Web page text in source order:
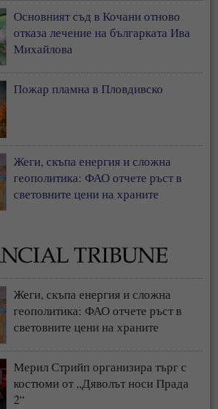
Основният съд в Кочани отново
отказа лечение на българката Ива
Михайлова
Пожар пламна в Пловдивско
Жеги, скъпа енергия и сложна
геополитика: ФАО отчете ръст в
световните цени на храните
Жеги, скъпа енергия и сложна
геополитика: ФАО отчете ръст в
световните цени на храните
Мерил Стрийп организира търг с
костюми от „Дяволът носи Прада
2“